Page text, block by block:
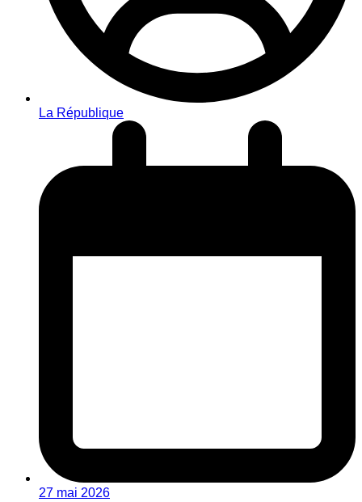
La République
27 mai 2026